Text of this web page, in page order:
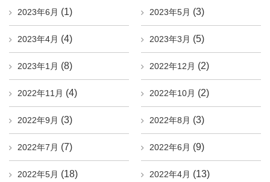
2023年6月 (1) 2023年5月 (3)
2023年4月 (4) 2023年3月 (5)
2023年1月 (8) 2022年12月 (2)
2022年11月 (4) 2022年10月 (2)
2022年9月 (3) 2022年8月 (3)
2022年7月 (7) 2022年6月 (9)
2022年5月 (18) 2022年4月 (13)